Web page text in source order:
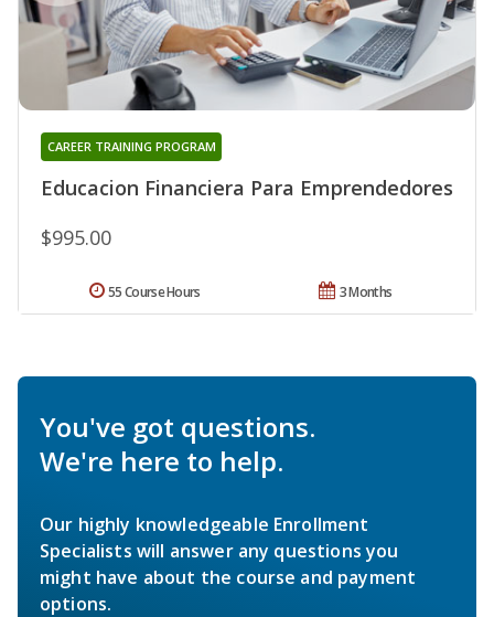
Educacion Financiera Para Emprendedores
CAREER TRAINING PROGRAM
$995.00
3 Months
55 Course Hours
You've got questions.
We're here to help.
Our highly knowledgeable Enrollment
Specialists will answer any questions you
might have about the course and payment
options.